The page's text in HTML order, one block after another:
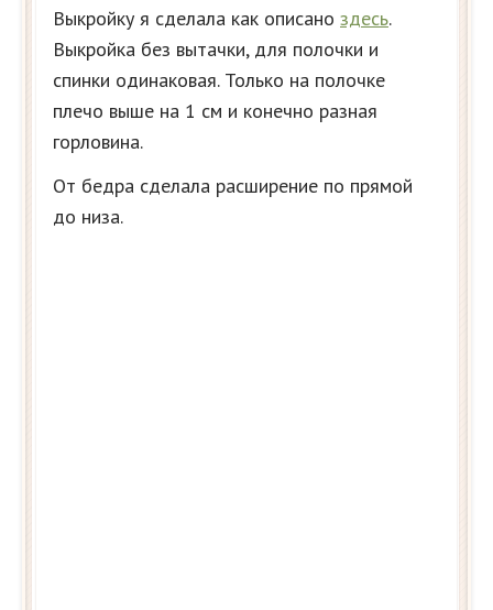
Выкройку я сделала как описано здесь.
Выкройка без вытачки, для полочки и
спинки одинаковая. Только на полочке
плечо выше на 1 см и конечно разная
горловина.
От бедра сделала расширение по прямой
до низа.